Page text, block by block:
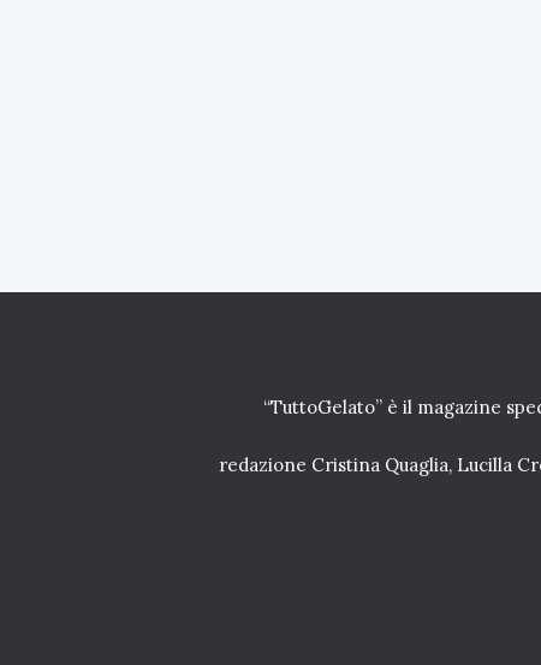
“TuttoGelato” è il magazine
redazione Cristina Quaglia, Lucilla